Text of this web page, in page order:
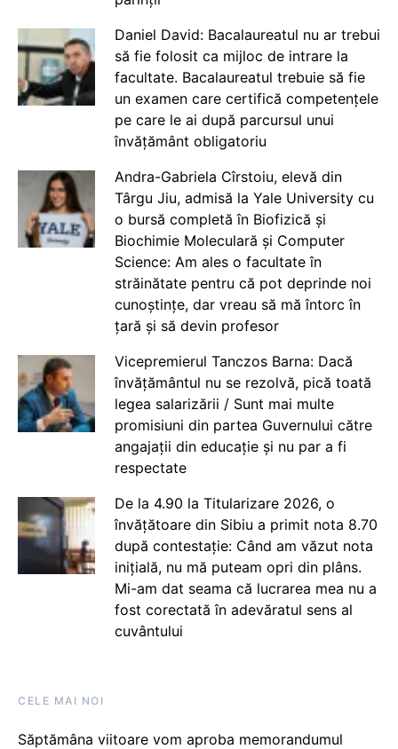
Daniel David: Bacalaureatul nu ar trebui
să fie folosit ca mijloc de intrare la
facultate. Bacalaureatul trebuie să fie
un examen care certifică competențele
pe care le ai după parcursul unui
învățământ obligatoriu
Andra-Gabriela Cîrstoiu, elevă din
Târgu Jiu, admisă la Yale University cu
o bursă completă în Biofizică și
Biochimie Moleculară și Computer
Science: Am ales o facultate în
străinătate pentru că pot deprinde noi
cunoștințe, dar vreau să mă întorc în
țară și să devin profesor
Vicepremierul Tanczos Barna: Dacă
învățământul nu se rezolvă, pică toată
legea salarizării / Sunt mai multe
promisiuni din partea Guvernului către
angajații din educație și nu par a fi
respectate
De la 4.90 la Titularizare 2026, o
învățătoare din Sibiu a primit nota 8.70
după contestație: Când am văzut nota
inițială, nu mă puteam opri din plâns.
Mi-am dat seama că lucrarea mea nu a
fost corectată în adevăratul sens al
cuvântului
CELE MAI NOI
Săptămâna viitoare vom aproba memorandumul